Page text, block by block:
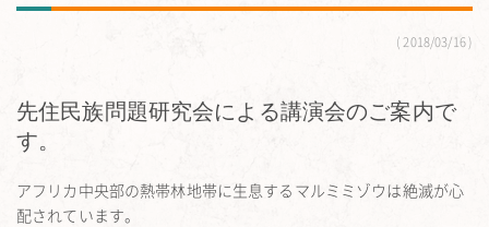
2018/03/16
先住民族問題研究会による講演会のご案内で
す。
アフリカ中央部の熱帯林地帯に生息するマルミミゾウは絶滅が心
配されています。